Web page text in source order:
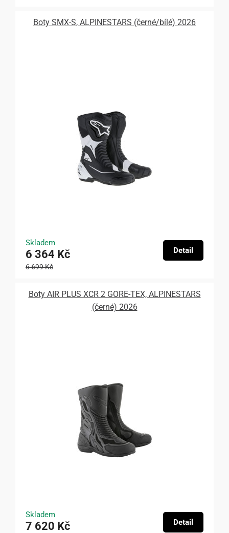
Boty SMX-S, ALPINESTARS (černé/bílé) 2026
Skladem
6 364 Kč
6 699 Kč
Detail
Boty AIR PLUS XCR 2 GORE-TEX, ALPINESTARS
(černé) 2026
Skladem
7 620 Kč Detail